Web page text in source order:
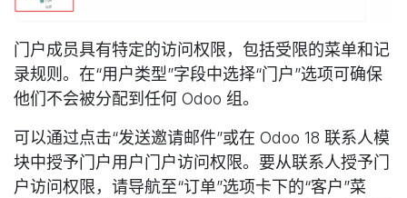
门户成员具有特定的访问权限，包括受限的菜单和记
录规则。在“用户类型”字段中选择“门户”选项可确保
他们不会被分配到任何 Odoo 组。
可以通过点击“发送邀请邮件”或在 Odoo 18 联系人模
块中授予门户用户门户访问权限。要从联系人授予门
户访问权限，请导航至“订单”选项卡下的“客户”菜